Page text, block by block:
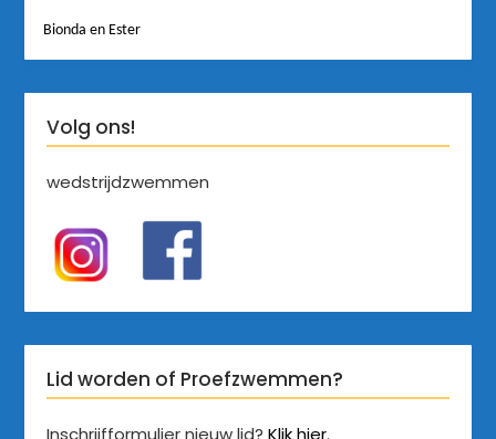
Bionda en Ester
Volg ons!
wedstrijdzwemmen
Lid worden of Proefzwemmen?
Inschrijfformulier nieuw lid?Klik hier.